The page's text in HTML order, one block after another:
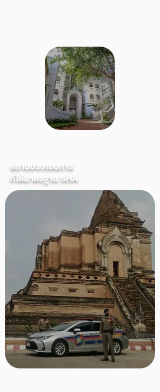
สถานประกอบการ
ที่ได้มาตรฐาน SHA